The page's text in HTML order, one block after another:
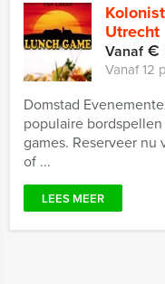
Utrecht
Vanaf€
Vanaf 12
Domstad
populaire
games. Reserveer
of ...
LEES MEER